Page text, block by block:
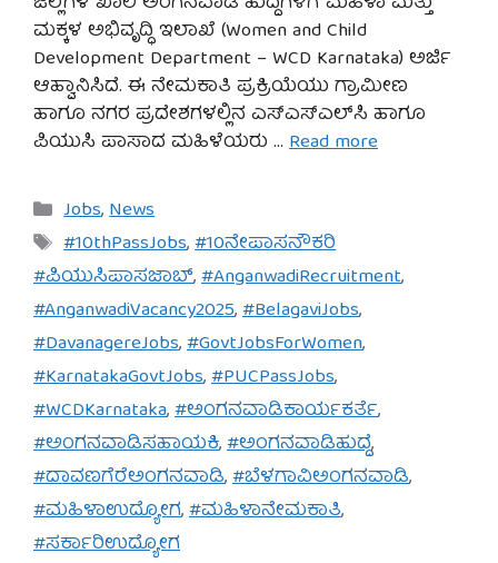
ಮಕ್ಕಳ ಅಭಿವೃದ್ಧಿ ಇಲಾಖೆ (Women and Child
Development Department – WCD Karnataka) ಅರ್ಜಿ
ಆಹ್ವಾನಿಸಿದೆ. ಈ ನೇಮಕಾತಿ ಪ್ರಕ್ರಿಯೆಯು ಗ್ರಾಮೀಣ
ಹಾಗೂ ನಗರ ಪ್ರದೇಶಗಳಲ್ಲಿನ ಎಸ್‌ಎಸ್‌ಎಲ್‌ಸಿ ಹಾಗೂ
ಪಿಯುಸಿ ಪಾಸಾದ ಮಹಿಳೆಯರು … Read more
Categories
Jobs,News
Tags
#10thPassJobs,#10ನೇಪಾಸನೌಕರಿ
#ಪಿಯುಸಿಪಾಸಜಾಬ್,#AnganwadiRecruitment,
#AnganwadiVacancy2025,#BelagaviJobs,
#DavanagereJobs,#GovtJobsForWomen,
#KarnatakaGovtJobs,#PUCPassJobs,
#WCDKarnataka,#ಅಂಗನವಾಡಿಕಾರ್ಯಕರ್ತೆ,
#ಅಂಗನವಾಡಿಸಹಾಯಕಿ,#ಅಂಗನವಾಡಿಹುದ್ದೆ,
#ದಾವಣಗೆರೆಅಂಗನವಾಡಿ,#ಬೆಳಗಾವಿಅಂಗನವಾಡಿ,
#ಮಹಿಳಾಉದ್ಯೋಗ,#ಮಹಿಳಾನೇಮಕಾತಿ,
#ಸರ್ಕಾರಿಉದ್ಯೋಗ